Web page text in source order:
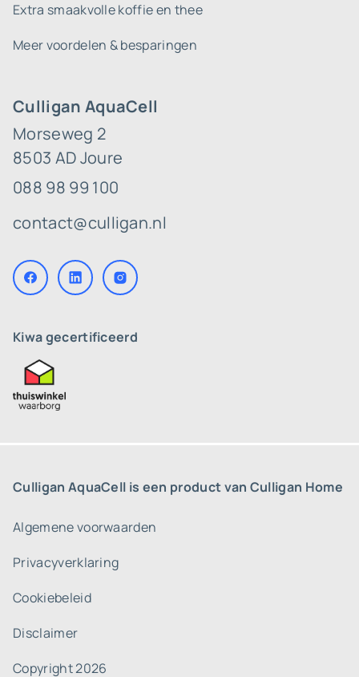
Culligan AquaCell
Morseweg 2
8503 AD Joure
088 98 99 100
contact@culligan.nl
Kiwa gecertificeerd
Extra smaakvolle koffie en thee
Meer voordelen & besparingen
Culligan AquaCell is een product van Culligan Home
Algemene voorwaarden
Privacyverklaring
Cookiebeleid
Disclaimer
Copyright 2026